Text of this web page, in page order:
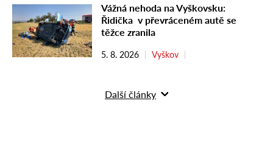
Vážná nehoda na Vyškovsku:
Řidička v převráceném autě se
těžce zranila
5. 8. 2026 Vyškov
Další články